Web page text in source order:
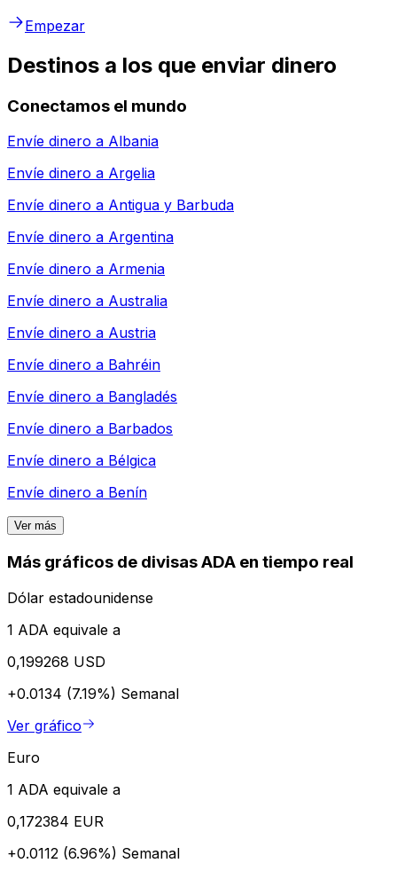
Empezar
Destinos a los que enviar dinero
Conectamos el mundo
Envíe dinero a Albania
Envíe dinero a Argelia
Envíe dinero a Antigua y Barbuda
Envíe dinero a Argentina
Envíe dinero a Armenia
Envíe dinero a Australia
Envíe dinero a Austria
Envíe dinero a Bahréin
Envíe dinero a Bangladés
Envíe dinero a Barbados
Envíe dinero a Bélgica
Envíe dinero a Benín
Ver más
Más gráficos de divisas ADA en tiempo real
Dólar estadounidense
1 ADA equivale a
0,199268 USD
+0.0134 (7.19%) Semanal
Ver gráfico
Euro
1 ADA equivale a
0,172384 EUR
+0.0112 (6.96%) Semanal